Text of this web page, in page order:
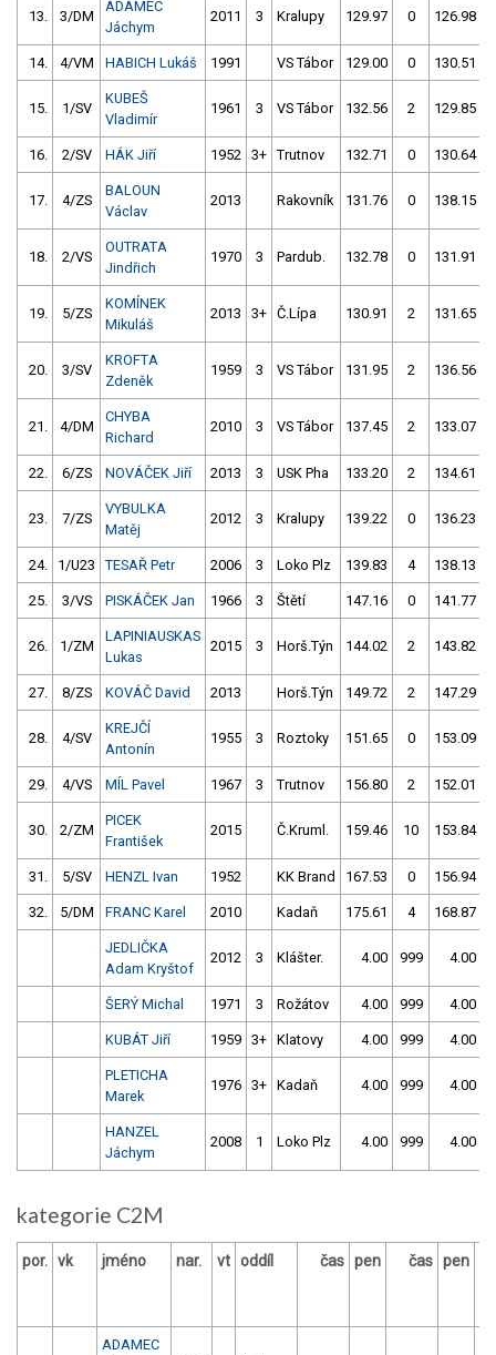
13. 3/DM
ADAMEC
Jáchym
2011 3 Kralupy 129.97 0 126.98
14. 4/VM HABICH Lukáš 1991 VS Tábor 129.00 0 130.51
15. 1/SV
KUBEŠ
Vladimír
1961 3 VS Tábor 132.56 2 129.85
16. 2/SV HÁK Jiří 1952 3+ Trutnov 132.71 0 130.64
17. 4/ZS
BALOUN
Václav
2013 Rakovník 131.76 0 138.15
18. 2/VS
OUTRATA
Jindřich
1970 3 Pardub. 132.78 0 131.91
19. 5/ZS
KOMÍNEK
Mikuláš
2013 3+ Č.Lípa 130.91 2 131.65
20. 3/SV
KROFTA
Zdeněk
1959 3 VS Tábor 131.95 2 136.56
21. 4/DM
CHYBA
Richard
2010 3 VS Tábor 137.45 2 133.07
22. 6/ZS NOVÁČEK Jiří 2013 3 USK Pha 133.20 2 134.61
23. 7/ZS
VYBULKA
Matěj
2012 3 Kralupy 139.22 0 136.23
24. 1/U23 TESAŘ Petr 2006 3 Loko Plz 139.83 4 138.13
25. 3/VS PISKÁČEK Jan 1966 3 Štětí 147.16 0 141.77
26. 1/ZM
LAPINIAUSKAS
Lukas
2015 3 Horš.Týn 144.02 2 143.82
27. 8/ZS KOVÁČ David 2013 Horš.Týn 149.72 2 147.29
28. 4/SV
KREJČÍ
Antonín
1955 3 Roztoky 151.65 0 153.09
29. 4/VS MÍL Pavel 1967 3 Trutnov 156.80 2 152.01
30. 2/ZM
PICEK
František
2015 Č.Kruml. 159.46 10 153.84
31. 5/SV HENZL Ivan 1952 KK Brand 167.53 0 156.94
32. 5/DM FRANC Karel 2010 Kadaň 175.61 4 168.87
JEDLIČKA
Adam Kryštof
2012 3 Klášter. 4.00 999 4.00
ŠERÝ Michal 1971 3 Rožátov 4.00 999 4.00
KUBÁT Jiří 1959 3+ Klatovy 4.00 999 4.00
PLETICHA
Marek
1976 3+ Kadaň 4.00 999 4.00
HANZEL
Jáchym
2008 1 Loko Plz 4.00 999 4.00
kategorie C2M
por. vk jméno nar. vt oddíl čas pen čas pen
ADAMEC